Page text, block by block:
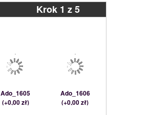
Krok 1 z 5
Ado_1605
(+0,00 zł)
Ado_1606
(+0,00 zł)